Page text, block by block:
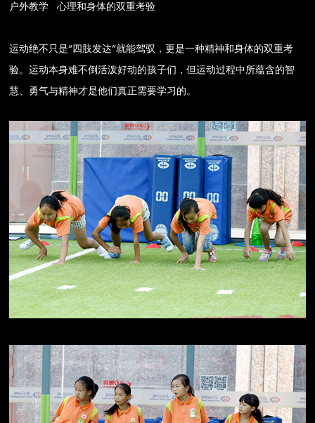
户外教学 心理和身体的双重考验
运动绝不只是“四肢发达”就能驾驭，更是一种精神和身体的双重考
验。运动本身难不倒活泼好动的孩子们，但运动过程中所蕴含的智
慧、勇气与精神才是他们真正需要学习的。